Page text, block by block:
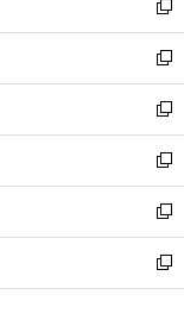
で
開
く
ド
ウ
で
開
く
ィ
ン
ド
ウ
で
開
く
い
ウ
ィ
ン
ド
ウ
で
開
く
新
し
い
ウ
ィ
ン
ド
ウ
で
開
く
新
し
い
ウ
ィ
ン
ド
ウ
で
開
新
し
い
ウ
ィ
ン
ド
ウ
新
し
い
ウ
ィ
ン
新
し
い
ウ
新
し